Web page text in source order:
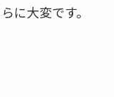
に大変です。